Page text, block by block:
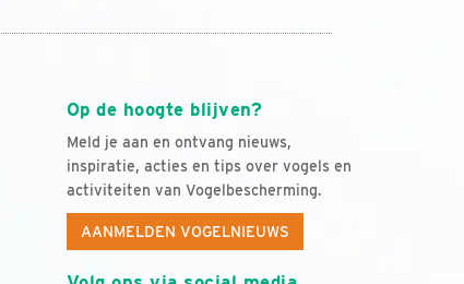
Op de hoogte blijven?
Meld je aan en ontvang nieuws,
inspiratie, acties en tips over vogels en
activiteiten van Vogelbescherming.
AANMELDEN VOGELNIEUWS